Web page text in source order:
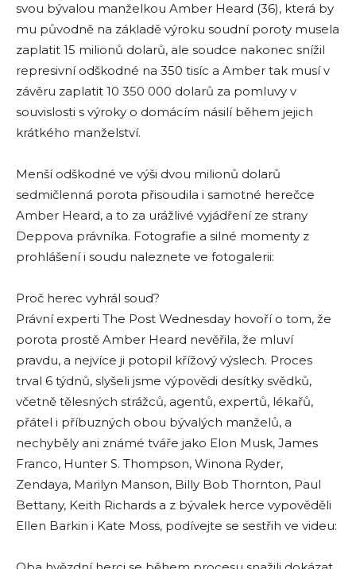
svou bývalou manželkou Amber Heard (36), která by
mu původně na základě výroku soudní poroty musela
zaplatit 15 milionů dolarů, ale soudce nakonec snížil
represivní odškodné na 350 tisíc a Amber tak musí v
závěru zaplatit 10 350 000 dolarů za pomluvy v
souvislosti s výroky o domácím násilí během jejich
krátkého manželství.
Menší odškodné ve výši dvou milionů dolarů
sedmičlenná porota přisoudila i samotné herečce
Amber Heard, a to za urážlivé vyjádření ze strany
Deppova právníka. Fotografie a silné momenty z
prohlášení i soudu naleznete ve fotogalerii:
Proč herec vyhrál soud?
Právní experti The Post Wednesday hovoří o tom, že
porota prostě Amber Heard nevěřila, že mluví
pravdu, a nejvíce ji potopil křížový výslech. Proces
trval 6 týdnů, slyšeli jsme výpovědi desítky svědků,
včetně tělesných strážců, agentů, expertů, lékařů,
přátel i příbuzných obou bývalých manželů, a
nechyběly ani známé tváře jako Elon Musk, James
Franco, Hunter S. Thompson, Winona Ryder,
Zendaya, Marilyn Manson, Billy Bob Thornton, Paul
Bettany, Keith Richards a z bývalek herce vypověděli
Ellen Barkin i Kate Moss, podívejte se sestřih ve videu: